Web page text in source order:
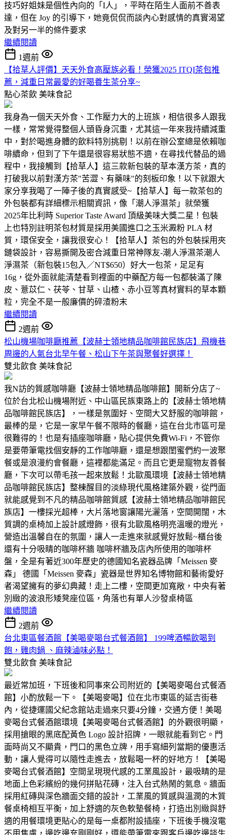
技巧好姐妹是個性內向的「I人」，平時在陌生人面前不善表
達，但在 Joy 的引導下，她竟侃侃而談內心對感情的真實渴望
及對另一半的條件要求
繼續閱讀
1週前
【拾草人評價】天天外食高壓族必看！榮獲2025 ITQI茶包推
薦，減重日常最愛的好喝養生茶分享~
點心茶飲 美味食記
我身為一個天天外食、工作壓力大的上班族，相信很多人跟我
一樣，常常覺得整個人頭昏身沉重，尤其這一年來我持續減重
中，對於喝進身體的飲料特別挑剔！以前在辦公室總是依賴咖
啡續命，但到了下午還是很容易狀態不適，在尋找代替品的過
程中，我接觸到【拾草人】這三款新包裝的草本漢方茶，真的
打破我以前對漢方茶"苦澀、有藥味"的刻板印象！以下就跟大
家分享我喝了一陣子後的真實感受~【拾草人】每一款茶包的
外包裝都有詳細標示相關資訊，像「潮人淨濕茶」就榮獲
2025年比利時 Superior Taste Award 頂級美味大獎二星！包裝
上也特別註明茶包材質是採用美國進口之玉米澱粉 PLA 材
質，環保安全，讓我很安心！【拾草人】茶包的外包裝採用夾
鏈袋設計，容易撕開及密合減重日常神隊友-潮人淨濕茶潮人
淨濕茶（新包裝15包入／NT$650）好大一包茶，足足有
16g，從外面就能清楚看到裡面的中藥配方每一包都裝滿了陳
皮、薏苡仁、茯苓、甘草、山楂、赤小豆等真材實料的草本顆
粒，完全不是一般廉價的碎渣粉末
繼續閱讀
2週前
松山機場咖啡廳推薦【波赫士領地精品咖啡館民族店】飛機巷
周邊的人氣台北早午餐、松山下午茶與聚餐好選擇！
雙北飲食 美味食記
我N訪的質感咖啡廳【波赫士領地精品咖啡館】開新分店了~
位於台北松山機場附近、中山區民族東路上的【波赫士領地精
品咖啡館民族店】，一樣是氛圍好、空間大又舒服的咖啡館，
最棒的是，它是一家早午餐不限時的餐廳，這在台北市區可是
很難得的！也是有插座咖啡廳，貼心提供免費Wi-Fi，不管你
是要帶筆電找個安靜的工作咖啡廳，還是想跟閨蜜們約一波聚
餐或是浪漫約會餐廳，這裡都能滿足。而且它更是寵物友善餐
廳，下次可以帶毛孩一起來放鬆！北歐風環境【波赫士領地精
品咖啡館民族店】整棟醒目的淡綠現代風格建築外觀，從門面
就能感覺到不凡的精品咖啡館質感【波赫士領地精品咖啡館民
族店】一樓採光超棒，大片落地窗讓陽光灑落，空間開闊，木
質調的桌椅加上設計感燈飾，很有北歐風格明亮溫暖的燈光，
營造出溫馨自在的氛圍，讓人一走進來就感覺好放鬆~櫃台後
還有十分吸睛的咖啡杯牆 咖啡杯牆及店內所使用的咖啡杯
盤，全是有著近300年歷史的德國知名瓷器品牌「Meissen 麥
森」 德國「Meissen 麥森」瓷器是世界知名博物館和藝術愛好
者渴望擁有的夢幻典藏！走上二樓，空間更加寬敞，中央有著
別緻的波浪形矮凳座位區，角落也有單人沙發桌椅區
繼續閱讀
2週前
台北東區餐酒館【美喝麥喝台式餐酒館】 199啤酒暢飲喝到
飽，雞肉鍋 、麻辣滷味必點！
雙北飲食 美味食記
最近常加班，下班後和同事來公司附近的【美喝麥喝台式餐酒
館】小酌放鬆一下。【美喝麥喝】位在北市東區的延吉街巷
內，從捷運國父紀念館站走過來只要4分鐘，交通方便！美喝
麥喝台式餐酒館環境【美喝麥喝台式餐酒館】的外觀很明顯，
採用搶眼的黑底配黃色 Logo 設計招牌，一眼就能看到它。門
面時尚又不顯貴，門口的黑色立牌，用手寫細列當期的優惠活
動，讓人覺得可以隨性走進去，放鬆喝一杯的好地方！【美喝
麥喝台式餐酒館】空間呈現現代感的工業風設計，最吸睛的是
地面上色彩繽紛的幾何拼貼花磚，注入台式熱鬧的氣息。牆面
採用紅磚與深色牆面交錯的設計，工業風的質感與溫潤的木質
餐桌椅相互平衡，加上舒適的灰色軟墊餐椅，打造出別緻與舒
適的用餐環境更貼心的是每一桌都附設插座，下班後手機沒電
不用焦慮，邊吃邊充剛剛好，還能帶筆電來跟客戶邊吃邊談生